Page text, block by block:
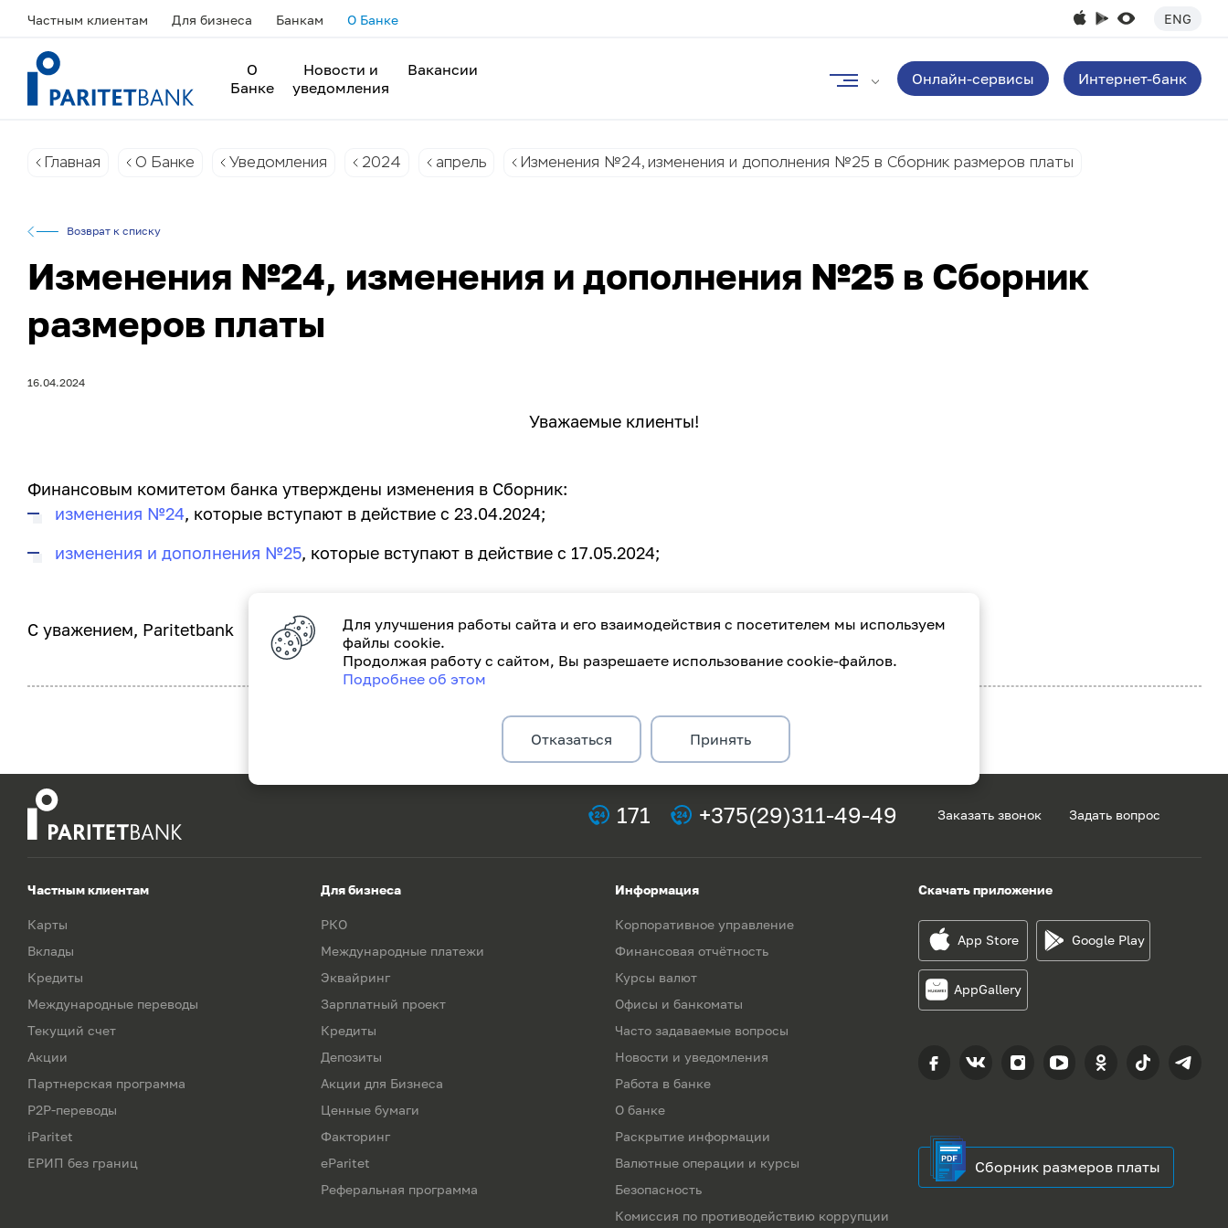
Частным клиентам Для бизнеса Банкам О Банке ENG
О
Банке
Новости и
уведомления
Вакансии Онлайн-сервисы Интернет-банк
Главная О Банке Уведомления 2024 апрель Изменения №24, изменения и дополнения №25 в Сборник размеров платы
Возврат к списку
Изменения №24, изменения и дополнения №25 в Сборник
размеров платы
16.04.2024
Уважаемые клиенты!
Финансовым комитетом банка утверждены изменения в Сборник:
изменения №24, которые вступают в действие с 23.04.2024;
изменения и дополнения №25, которые вступают в действие с 17.05.2024;
С уважением, Paritetbank
171 +375(29)311-49-49 Заказать звонок Задать вопрос
Частным клиентам
Карты
Вклады
Кредиты
Международные переводы
Текущий счет
Акции
Партнерская программа
P2P-переводы
iParitet
ЕРИП без границ
Для бизнеса
РКО
Международные платежи
Эквайринг
Зарплатный проект
Кредиты
Депозиты
Акции для Бизнеса
Ценные бумаги
Факторинг
eParitet
Реферальная программа
Информация
Корпоративное управление
Финансовая отчётность
Курсы валют
Офисы и банкоматы
Часто задаваемые вопросы
Новости и уведомления
Работа в банке
О банке
Раскрытие информации
Валютные операции и курсы
Безопасность
Комиссия по противодействию коррупции
Скачать приложение
App Store Google Play
AppGallery
Сборник размеров платы
Для улучшения работы сайта и его взаимодействия с посетителем мы используем
файлы cookie.
Продолжая работу с сайтом, Вы разрешаете использование cookie-файлов.
Подробнее об этом
Отказаться Принять